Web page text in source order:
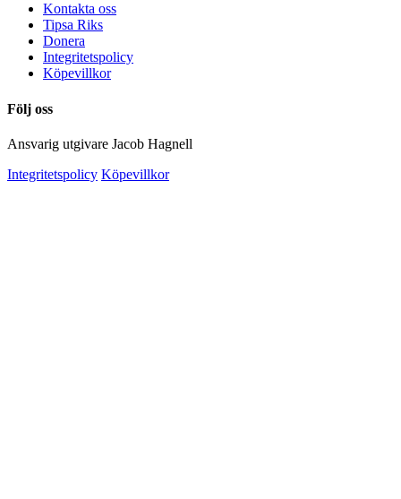
Kontakta oss
Tipsa Riks
Donera
Integritetspolicy
Köpevillkor
Följ oss
Ansvarig utgivare Jacob Hagnell
Integritetspolicy Köpevillkor